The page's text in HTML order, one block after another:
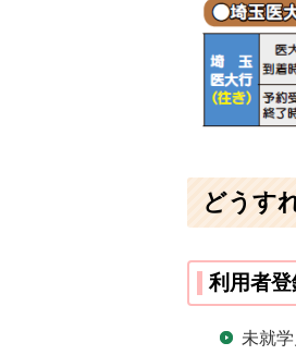
どうす
利用者
未就